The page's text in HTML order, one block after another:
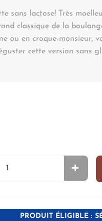
sans lactose! Très
classique de la
ou en croque-monsieur,
cette version sans
PRODUIT ÉLIGIBLE :